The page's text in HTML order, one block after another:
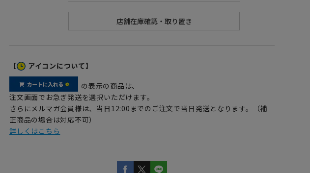
【 アイコンについて】
の表示の商品は、
注文画面でお急ぎ発送を選択いただけます。
さらにメルマガ会員様は、当日12:00までのご注文で当日発送となります。（補
正商品の場合は対応不可）
詳しくはこちら